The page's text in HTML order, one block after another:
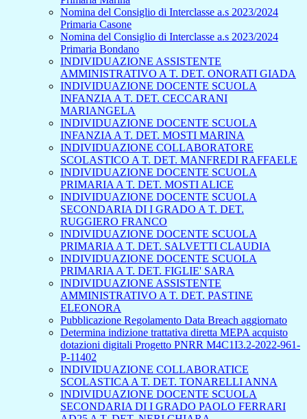
Nomina del Consiglio di Interclasse a.s 2023/2024
Primaria Casone
Nomina del Consiglio di Interclasse a.s 2023/2024
Primaria Bondano
INDIVIDUAZIONE ASSISTENTE
AMMINISTRATIVO A T. DET. ONORATI GIADA
INDIVIDUAZIONE DOCENTE SCUOLA
INFANZIA A T. DET. CECCARANI
MARIANGELA
INDIVIDUAZIONE DOCENTE SCUOLA
INFANZIA A T. DET. MOSTI MARINA
INDIVIDUAZIONE COLLABORATORE
SCOLASTICO A T. DET. MANFREDI RAFFAELE
INDIVIDUAZIONE DOCENTE SCUOLA
PRIMARIA A T. DET. MOSTI ALICE
INDIVIDUAZIONE DOCENTE SCUOLA
SECONDARIA DI I GRADO A T. DET.
RUGGIERO FRANCO
INDIVIDUAZIONE DOCENTE SCUOLA
PRIMARIA A T. DET. SALVETTI CLAUDIA
INDIVIDUAZIONE DOCENTE SCUOLA
PRIMARIA A T. DET. FIGLIE' SARA
INDIVIDUAZIONE ASSISTENTE
AMMINISTRATIVO A T. DET. PASTINE
ELEONORA
Pubblicazione Regolamento Data Breach aggiornato
Determina indizione trattativa diretta MEPA acquisto
dotazioni digitali Progetto PNRR M4C1I3.2-2022-961-
P-11402
INDIVIDUAZIONE COLLABORATICE
SCOLASTICA A T. DET. TONARELLI ANNA
INDIVIDUAZIONE DOCENTE SCUOLA
SECONDARIA DI I GRADO PAOLO FERRARI